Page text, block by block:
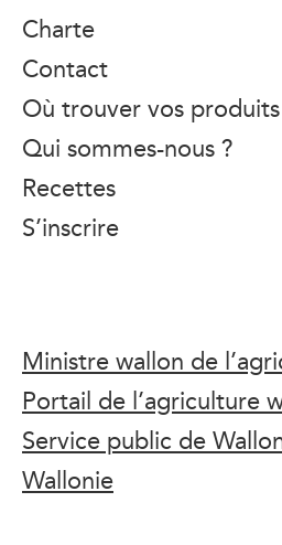
Charte
Contact
Où trouver vos
Qui sommes-nous ?
Recettes
S’inscrire
Ministre wallon de
Portail de l’agriculture
Service public de
Wallonie